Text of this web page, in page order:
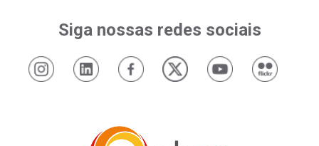
Siga nossas redes sociais